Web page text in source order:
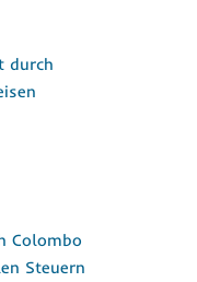
durch
Colombo
Steuern